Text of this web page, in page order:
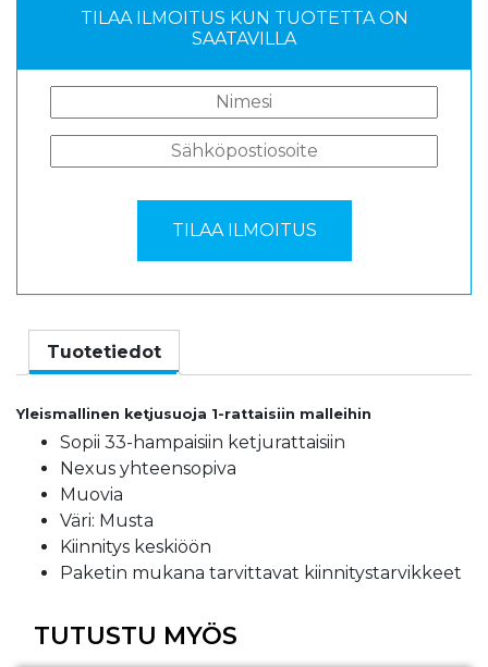
TILAA ILMOITUS KUN TUOTETTA ON
SAATAVILLA
Tuotetiedot
Yleismallinen ketjusuoja 1-rattaisiin malleihin
Sopii 33-hampaisiin ketjurattaisiin
Nexus yhteensopiva
Muovia
Väri: Musta
Kiinnitys keskiöön
Paketin mukana tarvittavat kiinnitystarvikkeet
TUTUSTU MYÖS